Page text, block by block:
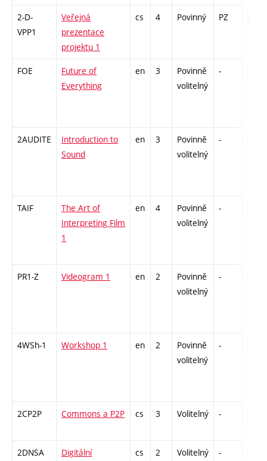
2-D-
VPP1
Veřejná
prezentace
projektu 1
cs 4 Povinný PZ
FOE
Future of
Everything
en 3
Povinně
volitelný
-
2AUDITE
Introduction to
Sound
en 3
Povinně
volitelný
-
TAIF
The Art of
Interpreting Film
1
en 4
Povinně
volitelný
-
PR1-Z Videogram 1 en 2
Povinně
volitelný
-
4WSh-1 Workshop 1 en 2
Povinně
volitelný
-
2CP2P Commons a P2P cs 3 Volitelný -
2DNSA
Digitální
cs 2 Volitelný -